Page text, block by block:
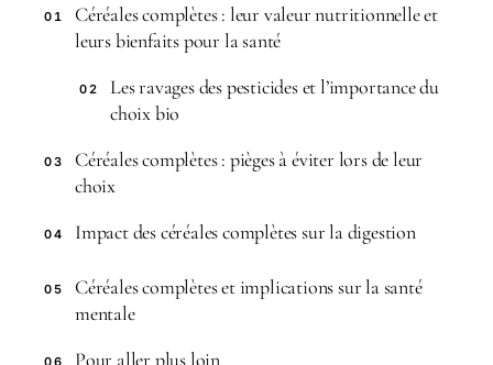
01
Céréales complètes : leur valeur nutritionnelle et
leurs bienfaits pour la santé
02
Les ravages des pesticides et l’importance du
choix bio
03
Céréales complètes : pièges à éviter lors de leur
choix
04 Impact des céréales complètes sur la digestion
05
Céréales complètes et implications sur la santé
mentale
06 Pour aller plus loin